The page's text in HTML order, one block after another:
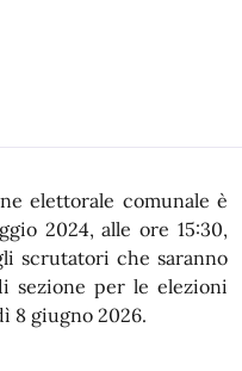
elettorale comunale è
2024, alle ore 15:30,
scrutatori che saranno
sezione per le elezioni
8 giugno 2026.